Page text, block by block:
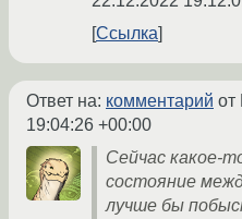
Ссылка
Ответ на: комментарий от
19:04:26 +00:00
Сейчас какое-
состояние
лучше бы